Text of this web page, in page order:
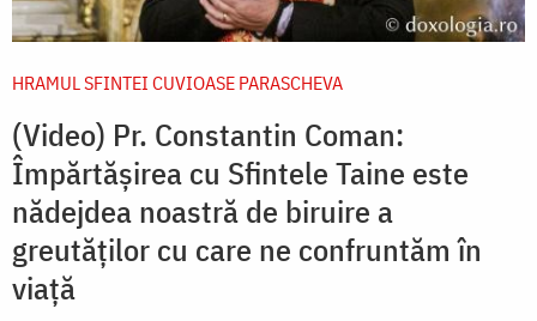
HRAMUL SFINTEI CUVIOASE PARASCHEVA
(Video) Pr. Constantin Coman:
Împărtășirea cu Sfintele Taine este
nădejdea noastră de biruire a
greutăților cu care ne confruntăm în
viață